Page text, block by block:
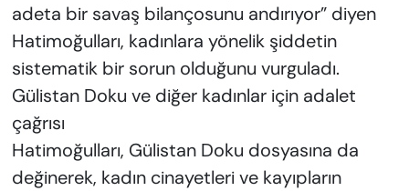
adeta bir savaş bilançosunu andırıyor” diyen
Hatimoğulları, kadınlara yönelik şiddetin
sistematik bir sorun olduğunu vurguladı.
Gülistan Doku ve diğer kadınlar için adalet
çağrısı
Hatimoğulları, Gülistan Doku dosyasına da
değinerek, kadın cinayetleri ve kayıpların